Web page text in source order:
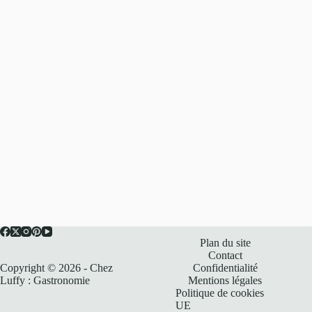
Copyright © 2026 - Chez
Luffy : Gastronomie
Plan du site
Contact
Confidentialité
Mentions légales
Politique de cookies
UE